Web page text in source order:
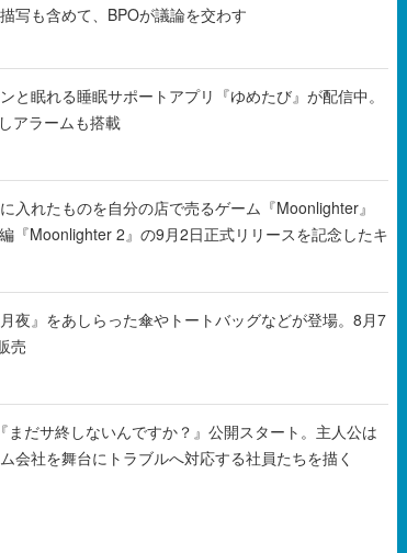
写も含めて、BPOが議論を交わす
と眠れる睡眠サポートアプリ『ゆめたび』が配信中。
アラームも搭載
入れたものを自分の店で売るゲーム『Moonlighter』
『Moonlighter 2』の9月2日正式リリースを記念したキ
夜』をあしらった傘やトートバッグなどが登場。8月7
売
まだサ終しないんですか？』公開スタート。主人公は
会社を舞台にトラブルへ対応する社員たちを描く